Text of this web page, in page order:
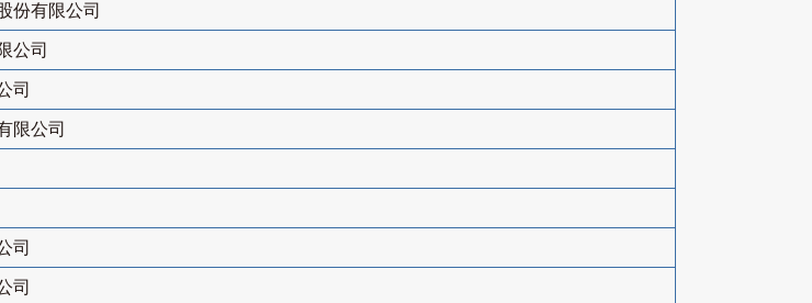
份有限公司
公司
司
限公司
司
司